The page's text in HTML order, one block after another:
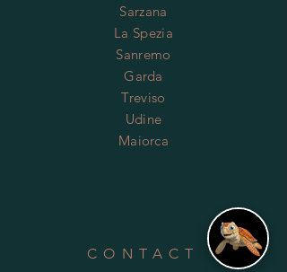
Sarzana
La Spezia
Sanremo
Garda
Treviso
Udine
Maiorca
CONTACT